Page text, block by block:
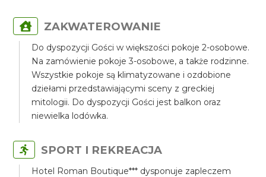
ZAKWATEROWANIE
Do dyspozycji Gości w większości pokoje 2-osobowe.
Na zamówienie pokoje 3-osobowe, a także rodzinne.
Wszystkie pokoje są klimatyzowane i ozdobione
dziełami przedstawiającymi sceny z greckiej
mitologii. Do dyspozycji Gości jest balkon oraz
niewielka lodówka.
SPORT I REKREACJA
Hotel Roman Boutique*** dysponuje zapleczem